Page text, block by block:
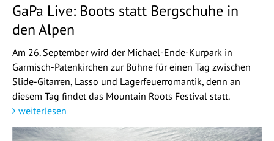
GaPa Live: Boots statt Bergschuhe in
den Alpen
Am 26. September wird der Michael-Ende-Kurpark in
Garmisch-Patenkirchen zur Bühne für einen Tag zwischen
Slide-Gitarren, Lasso und Lagerfeuerromantik, denn an
diesem Tag findet das Mountain Roots Festival statt.
weiterlesen